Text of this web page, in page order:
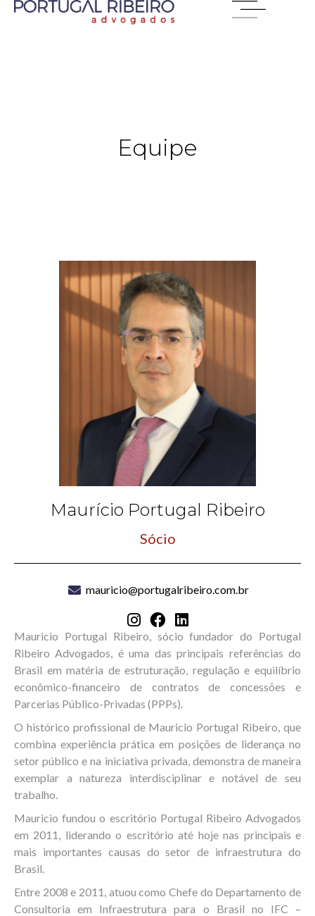
Equipe
Maurício Portugal Ribeiro
Sócio
mauricio@portugalribeiro.com.br
Mauricio Portugal Ribeiro, sócio fundador do Portugal
Ribeiro Advogados, é uma das principais referências do
Brasil em matéria de estruturação, regulação e equilíbrio
econômico-financeiro de contratos de concessões e
Parcerias Público-Privadas (PPPs).
O histórico profissional de Mauricio Portugal Ribeiro, que
combina experiência prática em posições de liderança no
setor público e na iniciativa privada, demonstra de maneira
exemplar a natureza interdisciplinar e notável de seu
trabalho.
Mauricio fundou o escritório Portugal Ribeiro Advogados
em 2011, liderando o escritório até hoje nas principais e
mais importantes causas do setor de infraestrutura do
Brasil.
Entre 2008 e 2011, atuou como Chefe do Departamento de
Consultoria em Infraestrutura para o Brasil no IFC –